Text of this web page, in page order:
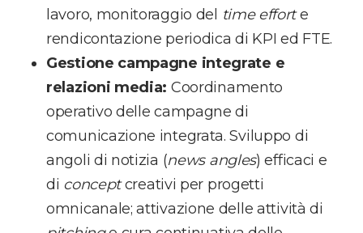
lavoro, monitoraggio del time efforte
rendicontazione periodica di KPI ed FTE.
Gestione campagne integrate e
relazioni media: Coordinamento
operativo delle campagne di
comunicazione integrata. Sviluppo di
angoli di notizia (news angles) efficaci e
di conceptcreativi per progetti
omnicanale; attivazione delle attività di